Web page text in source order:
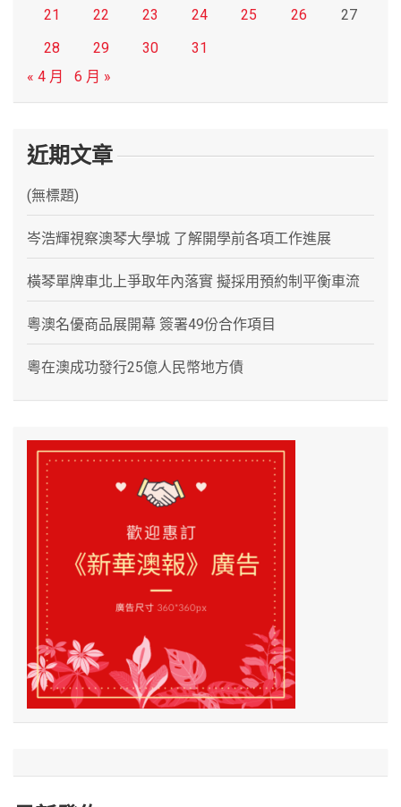
21 22 23 24 25 26
27
28
29 30
31
« 4 月
6 月 »
近期文章
(無標題)
岑浩輝視察澳琴大學城 了解開學前各項工作進展
橫琴單牌車北上爭取年內落實 擬採用預約制平衡車流
粵澳名優商品展開幕 簽署49份合作項目
粵在澳成功發行25億人民幣地方債